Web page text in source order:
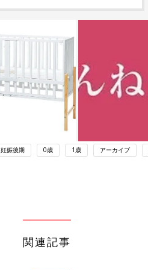
妊娠後期 0歳 1歳 アーカイブ
関連記事